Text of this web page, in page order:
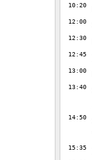
10:20
12:00
12:30
12:45
13:00
13:40
14:50
15:35